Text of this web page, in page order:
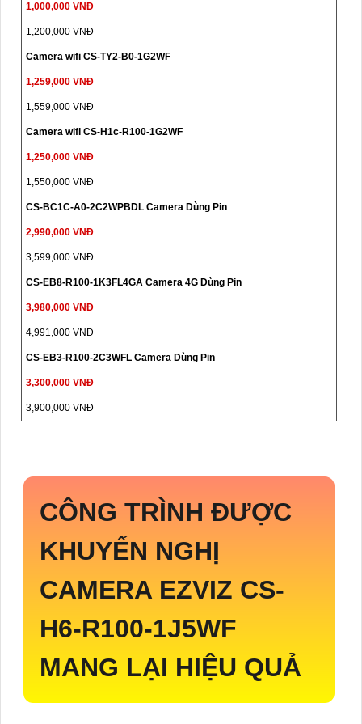
1,000,000 VNĐ
1,200,000 VNĐ
Camera wifi CS-TY2-B0-1G2WF
1,259,000 VNĐ
1,559,000 VNĐ
Camera wifi CS-H1c-R100-1G2WF
1,250,000 VNĐ
1,550,000 VNĐ
CS-BC1C-A0-2C2WPBDL Camera Dùng Pin
2,990,000 VNĐ
3,599,000 VNĐ
CS-EB8-R100-1K3FL4GA Camera 4G Dùng Pin
3,980,000 VNĐ
4,991,000 VNĐ
CS-EB3-R100-2C3WFL Camera Dùng Pin
3,300,000 VNĐ
3,900,000 VNĐ
CÔNG TRÌNH ĐƯỢC
KHUYẾN NGHỊ
CAMERA EZVIZ CS-
H6-R100-1J5WF
MANG LẠI HIỆU QUẢ